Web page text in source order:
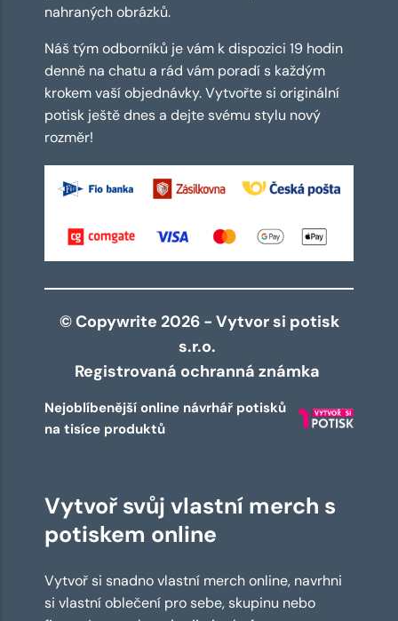
nahraných obrázků.
Náš tým odborníků je vám k dispozici 19 hodin
denně na chatu a rád vám poradí s každým
krokem vaší objednávky. Vytvořte si originální
potisk ještě dnes a dejte svému stylu nový
rozměr!
© Copywrite 2026 - Vytvor si potisk
s.r.o.
Registrovaná ochranná známka
Nejoblíbenější online návrhář potisků
na tisíce produktů
Vytvoř svůj vlastní merch s
potiskem online
Vytvoř si snadno vlastní merch online, navrhni
si vlastní oblečení pro sebe, skupinu nebo